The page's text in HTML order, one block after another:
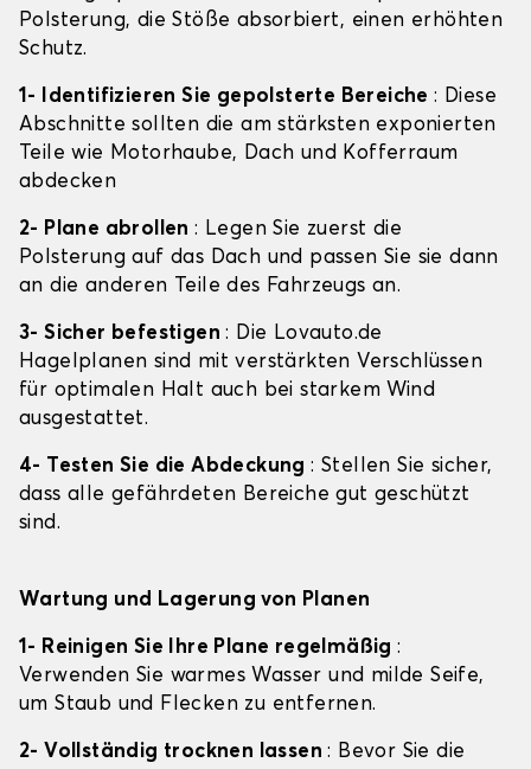
Polsterung, die Stöße absorbiert, einen erhöhten
Schutz.
1- Identifizieren Sie gepolsterte Bereiche: Diese
Abschnitte sollten die am stärksten exponierten
Teile wie Motorhaube, Dach und Kofferraum
abdecken
2- Plane abrollen: Legen Sie zuerst die
Polsterung auf das Dach und passen Sie sie dann
an die anderen Teile des Fahrzeugs an.
3- Sicher befestigen: Die Lovauto.de
Hagelplanen sind mit verstärkten Verschlüssen
für optimalen Halt auch bei starkem Wind
ausgestattet.
4- Testen Sie die Abdeckung: Stellen Sie sicher,
dass alle gefährdeten Bereiche gut geschützt
sind.
Wartung und Lagerung von Planen
1- Reinigen Sie Ihre Plane regelmäßig:
Verwenden Sie warmes Wasser und milde Seife,
um Staub und Flecken zu entfernen.
2- Vollständig trocknen lassen: Bevor Sie die